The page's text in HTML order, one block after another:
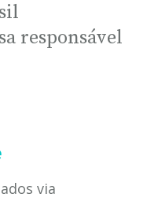
responsável
via